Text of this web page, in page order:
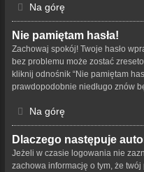
Na górę
Nie pamiętam hasła!
Zachowaj spokój! Twoje hasło
bez problemu może zostać
kliknij odnośnik “Nie pamiętam
prawdopodobnie niedługo znów
Na górę
Dlaczego następuje
Jeżeli w czasie logowania nie
zachowa informację o tym, że